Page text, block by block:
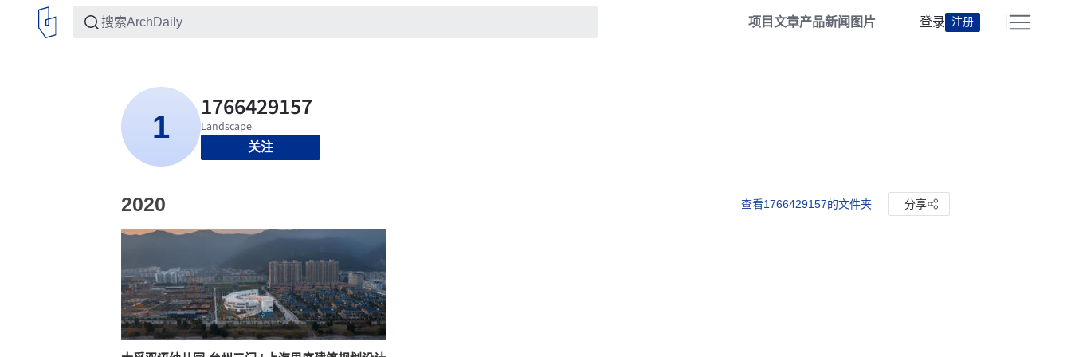
项目文章产品新闻 图片 登录 注册
关注
2020 查看1766429157的文件夹 分享